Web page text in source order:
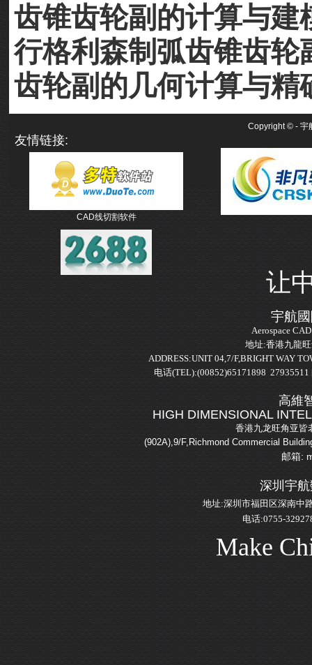
齿锥齿轮副的计算与
行格利森制弧齿锥齿
齿轮副的几何计算与精
Copyright © - 宇
友情链接:
CAD线切割软件
让
宇航
Aerospace
地址:香港九龍
ADDRESS:UNIT 04,7/F,BRIGHT WAY
电话(TEL):(00852)65171898
高維
HIGH DIMENSIONAL
香港九龙旺角亚皆
(902A),9/F,Richmond Commercial
邮箱:
深圳宇
地址:深圳市福田区深南中
电话:0755-
Make